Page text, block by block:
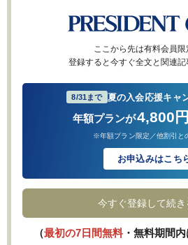
ここから先は有料会員限
登録すると今すぐ全文と関連記
8/31まで 夏の入会応援キャ
年額プランが4,800円
※年額プラン限定／他割引と
お申込みはこち
今すぐ登録して続き
（最初の7日間無料・無料期間内